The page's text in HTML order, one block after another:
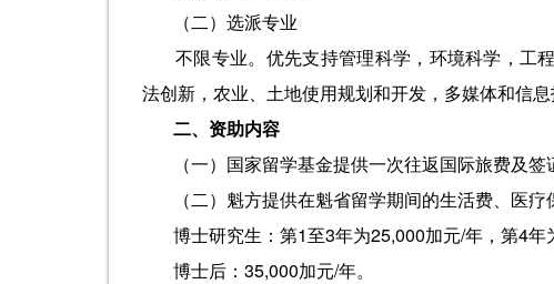
（二）选派专业
不限专业。优先支持管理科学，环境科学，工
法创新，农业、土地使用规划和开发，多媒体和信息
二、资助内容
（一）国家留学基金提供一次往返国际旅费及签
（二）魁方提供在魁省留学期间的生活费、医
博士研究生：第1至3年为25,000加元/年，第4年
博士后：35,000加元/年。